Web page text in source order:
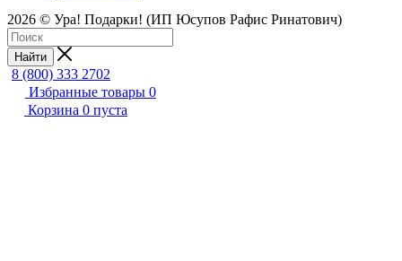
2026 © Ура! Подарки! (ИП Юсупов Рафис Ринатович)
Найти
8 (800) 333 2702
Избранные товары 0
Корзина 0 пуста